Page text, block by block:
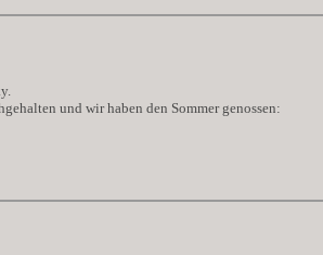
und wir haben den Sommer genossen: